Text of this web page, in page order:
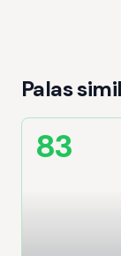
Palas
83